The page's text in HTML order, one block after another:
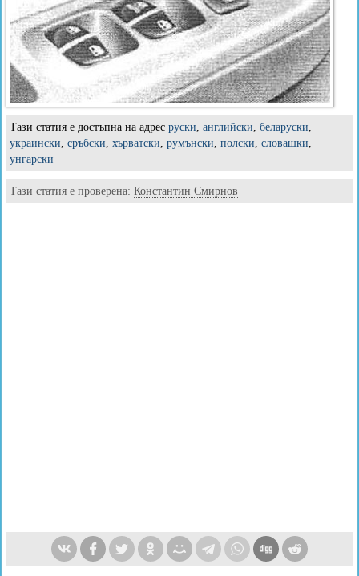
Тази статия е достъпна на адрес руски, английски, беларуски,
украински, сръбски, хърватски, румънски, полски, словашки,
унгарски
Тази статия е проверена: Константин Смирнов